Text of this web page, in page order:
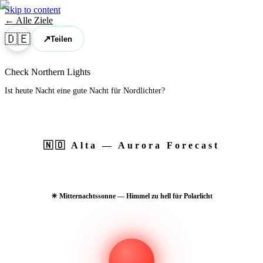
Skip to content
← Alle Ziele
🇩🇪 ↗Teilen
Check Northern Lights
Ist heute Nacht eine gute Nacht für Nordlichter?
🇳🇴 Alta — Aurora Forecast
☀ Mitternachtssonne — Himmel zu hell für Polarlicht